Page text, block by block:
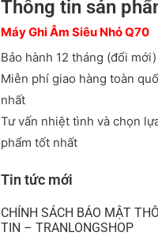
Thông tin sản
Máy Ghi Âm Siêu Nhỏ Q70
Bảo hành 12 tháng (đổi mới)
Miễn phí giao hàng toàn
nhất
Tư vấn nhiệt tình và chọn
phẩm tốt nhất
Tin tức mới
CHÍNH SÁCH BẢO MẬT
TIN – TRANLONGSHOP